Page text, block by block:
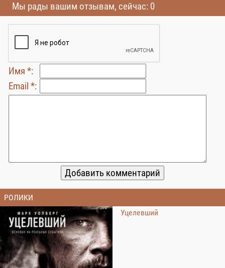
Мы рады вашим отзывам, сейчас: 0
Имя *:
Email *:
РОЛИКИ
Уцелевший